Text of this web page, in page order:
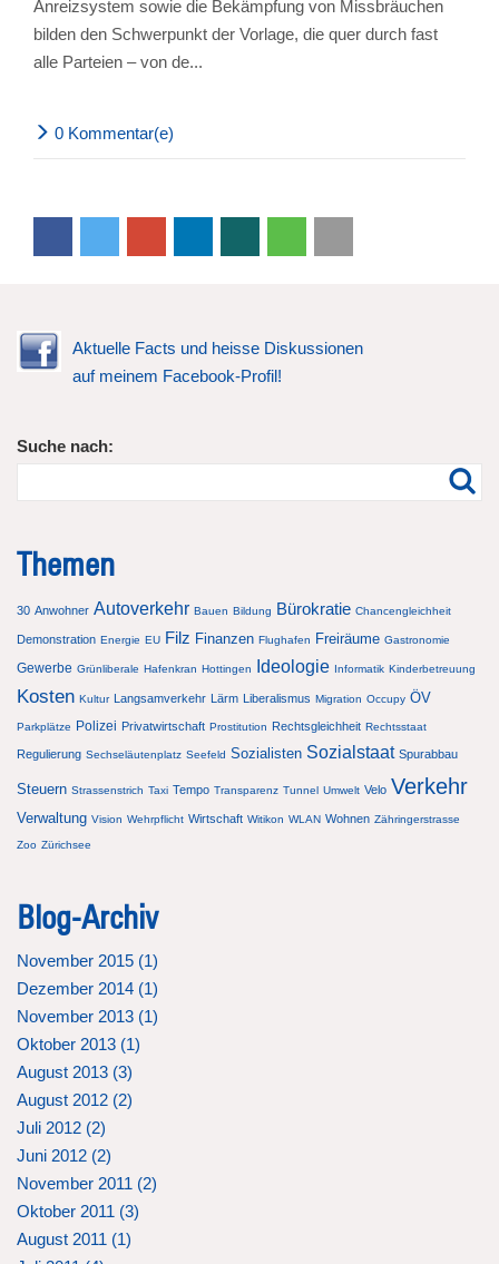
Anreizsystem sowie die Bekämpfung von Missbräuchen
bilden den Schwerpunkt der Vorlage, die quer durch fast
alle Parteien – von de...
0 Kommentar(e)
Aktuelle Facts und heisse Diskussionen
auf meinem Facebook-Profil!
Suche nach:
Themen
30 Anwohner Autoverkehr Bauen Bildung Bürokratie Chancengleichheit
Demonstration Energie EU Filz Finanzen Flughafen Freiräume Gastronomie
Gewerbe Grünliberale Hafenkran Hottingen Ideologie Informatik Kinderbetreuung
Kosten Kultur Langsamverkehr Lärm Liberalismus Migration Occupy ÖV
Parkplätze Polizei Privatwirtschaft Prostitution Rechtsgleichheit Rechtsstaat
Regulierung Sechseläutenplatz Seefeld Sozialisten Sozialstaat Spurabbau
Steuern Strassenstrich Taxi Tempo Transparenz Tunnel Umwelt Velo Verkehr
Verwaltung Vision Wehrpflicht Wirtschaft Witikon WLAN Wohnen Zähringerstrasse
Zoo Zürichsee
Blog-Archiv
November 2015 (1)
Dezember 2014 (1)
November 2013 (1)
Oktober 2013 (1)
August 2013 (3)
August 2012 (2)
Juli 2012 (2)
Juni 2012 (2)
November 2011 (2)
Oktober 2011 (3)
August 2011 (1)